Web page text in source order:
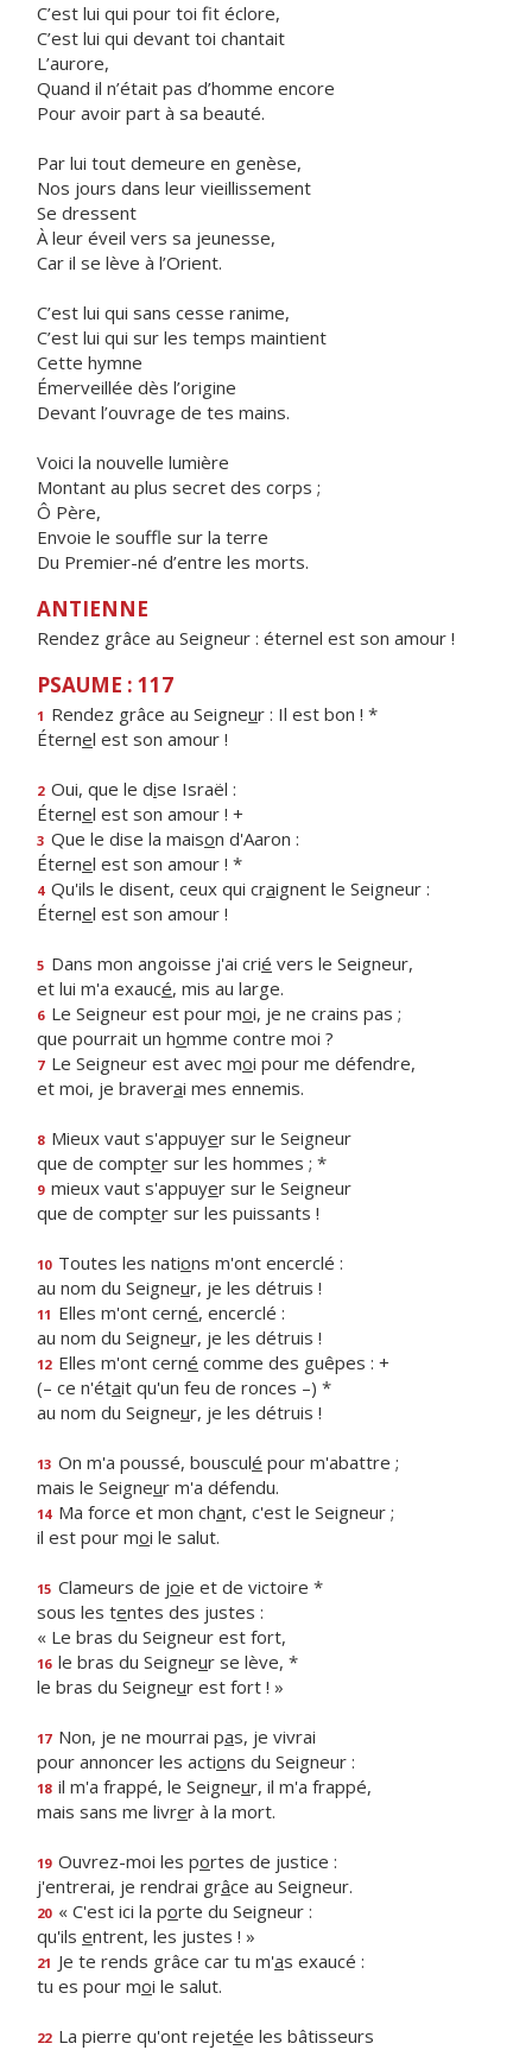
C’est lui qui pour toi fit éclore,
C’est lui qui devant toi chantait
L’aurore,
Quand il n’était pas d’homme encore
Pour avoir part à sa beauté.
Par lui tout demeure en genèse,
Nos jours dans leur vieillissement
Se dressent
À leur éveil vers sa jeunesse,
Car il se lève à l’Orient.
C’est lui qui sans cesse ranime,
C’est lui qui sur les temps maintient
Cette hymne
Émerveillée dès l’origine
Devant l’ouvrage de tes mains.
Voici la nouvelle lumière
Montant au plus secret des corps ;
Ô Père,
Envoie le souffle sur la terre
Du Premier-né d’entre les morts.
ANTIENNE
Rendez grâce au Seigneur : éternel est son amour !
PSAUME : 117
1 Rendez grâce au Seigneur : Il est bon ! *
Éternel est son amour !
2 Oui, que le dise Israël :
Éternel est son amour ! +
3 Que le dise la maison d'Aaron :
Éternel est son amour ! *
4 Qu'ils le disent, ceux qui craignent le Seigneur :
Éternel est son amour !
5 Dans mon angoisse j'ai crié vers le Seigneur,
et lui m'a exaucé, mis au large.
6 Le Seigneur est pour moi, je ne crains pas ;
que pourrait un homme contre moi ?
7 Le Seigneur est avec moi pour me défendre,
et moi, je braverai mes ennemis.
8 Mieux vaut s'appuyer sur le Seigneur
que de compter sur les hommes ; *
9 mieux vaut s'appuyer sur le Seigneur
que de compter sur les puissants !
10 Toutes les nations m'ont encerclé :
au nom du Seigneur, je les détruis !
11 Elles m'ont cerné, encerclé :
au nom du Seigneur, je les détruis !
12 Elles m'ont cerné comme des guêpes : +
(– ce n'était qu'un feu de ronces –) *
au nom du Seigneur, je les détruis !
13 On m'a poussé, bousculé pour m'abattre ;
mais le Seigneur m'a défendu.
14 Ma force et mon chant, c'est le Seigneur ;
il est pour moi le salut.
15 Clameurs de joie et de victoire *
sous les tentes des justes :
« Le bras du Seigneur est fort,
16 le bras du Seigneur se lève, *
le bras du Seigneur est fort ! »
17 Non, je ne mourrai pas, je vivrai
pour annoncer les actions du Seigneur :
18 il m'a frappé, le Seigneur, il m'a frappé,
mais sans me livrer à la mort.
19 Ouvrez-moi les portes de justice :
j'entrerai, je rendrai grâce au Seigneur.
20 « C'est ici la porte du Seigneur :
qu'ils entrent, les justes ! »
21 Je te rends grâce car tu m'as exaucé :
tu es pour moi le salut.
22 La pierre qu'ont rejetée les bâtisseurs